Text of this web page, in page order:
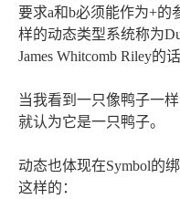
要求a和b必须能作为+的
样的动态类型系统称为
James Whitcomb Riley的话
当我看到一只像鸭子一
就认为它是一只鸭子。
动态也体现在Symbol的
这样的：